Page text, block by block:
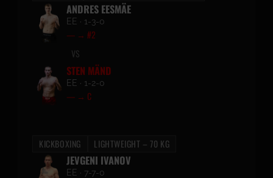
ANDRES EESMÄE
EE · 1-3-0
— → #2
VS
STEN MÄND
EE · 1-2-0
— → C
KICKBOXING LIGHTWEIGHT – 70 KG
JEVGENI IVANOV
EE · 7-7-0